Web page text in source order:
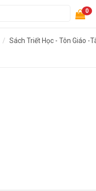
0
Sách Triết Học - Tôn Giáo -